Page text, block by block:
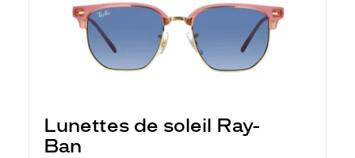
Lunettes de soleil Ray-
Ban